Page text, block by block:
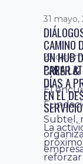
31 mayo,
CAMINO
UN HUB
PARA
El
Subtel,
23
CREER
DÍAS A
EN EL
La
reforzar